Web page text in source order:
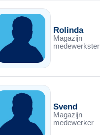
Rolinda
Magazijn
medewerkster
Svend
Magazijn
medewerker